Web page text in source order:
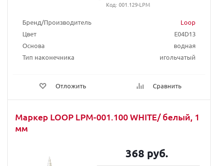
Бренд/Производитель
Loop
Цвет
E04D13
Основа
водная
Тип наконечника
игольчатый
Отложить Сравнить
Код: 001.129-LPM
Маркер LOOP LPM-001.100 WHITE/ белый, 1
мм
368 руб.